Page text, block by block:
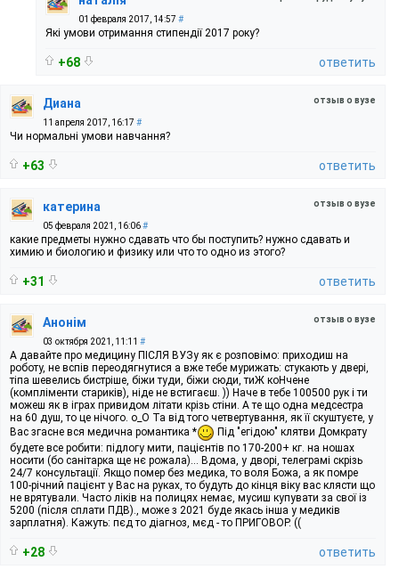
01 февраля 2017, 14:57 #
Які умови отримання стипендії 2017 року?
+68 ответить
отзыв о вузе
Диана
11 апреля 2017, 16:17 #
Чи нормальні умови навчання?
+63 ответить
отзыв о вузе
катерина
05 февраля 2021, 16:06#
какие предметы нужно сдавать что бы поступить? нужно сдавать и
химию и биологию и физику или что то одно из этого?
+31 ответить
отзыв о вузе
Анонім
03 октября 2021, 11:11 #
А давайте про медицину ПІСЛЯ ВУЗу як є розповімо: приходиш на
роботу, не вспів переодягнутися а вже тебе мурижать: стукають у двері,
тіпа шевелись бистріше, біжи туди, біжи сюди, тиЖ коНчене
(компліменти стариків), ніде не встигаєш. )) Наче в тебе 100500 рук і ти
можеш як в іграх привидом літати крізь стіни. А те що одна медсестра
на 60 душ, то це нічого. о_О Та від того четвертування, як її скуштуєте, у
Вас згасне вся медична романтика *
Під "егідою" клятви Домкрату
будете все робити: підлогу мити, пацієнтів по 170-200+ кг. на ношах
носити (бо санітарка ще нє рожала)... Вдома, у дворі, телеграмі скрізь
24/7 консультації. Якщо помер без медика, то воля Божа, а як помре
100-річний пацієнт у Вас на руках, то будуть до кінця віку вас клясти що
не врятували. Часто ліків на полицях немає, мусиш купувати за свої із
5200 (після сплати ПДВ)., може з 2021 буде якась інша у медиків
зарплатня). Кажуть: пєд то діагноз, мєд - то ПРИГОВОР. ((
+28 ответить